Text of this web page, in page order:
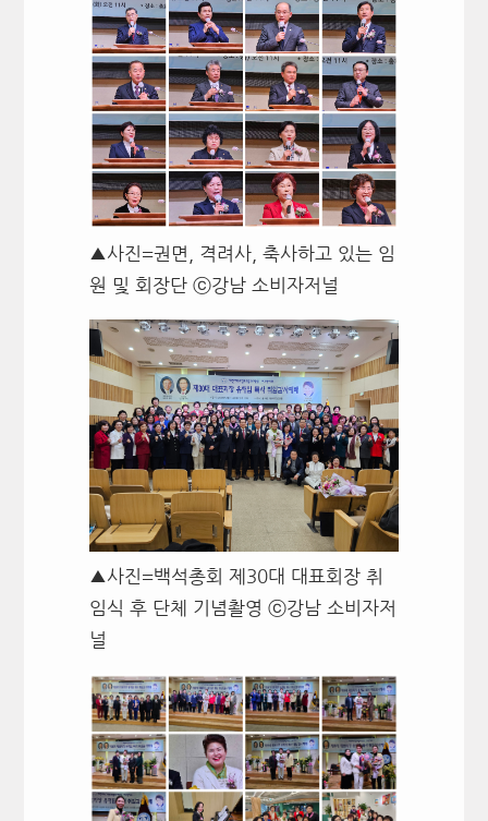
▲사진=권면, 격려사, 축사하고 있는 임
원 및 회장단 ⓒ강남 소비자저널
▲사진=백석총회 제30대 대표회장 취
임식 후 단체 기념촬영 ⓒ강남 소비자저
널